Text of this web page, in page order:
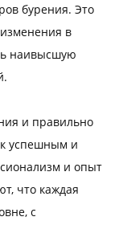
бурения. Это
в
наивысшую
и правильно
успешным и
и опыт
что каждая
с